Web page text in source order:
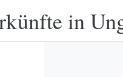
in